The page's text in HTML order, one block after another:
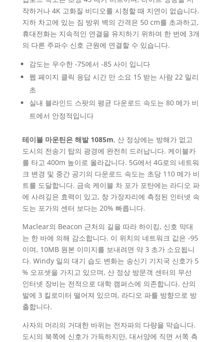
작하거나 4K 고화질 비디오를 시청할 때 지연이 없습니다.
지하 차고에 있는 짐 방위 벽의 간격은 50 cm를 초과하고,
휴대전화는 지속적인 연결을 유지하기 위하여 한 번에 3개
의 다른 주파수 신호 근원에 연결할 수 있습니다.
감도는 우수한 -75에서 -85 사이 입니다
웹 페이지 클릭 응답 시간 만 소요 15 받는 사람 22 밀리
초
실내 블라인드 스팟의 평균 다운로드 속도는 80 메가 비
트에서 안정적입니다
테이블 마운틴은 해발 1085m, 산 정상에는 방해가 없고
도시의 전송기 탑의 광경에 완전히 드러납니다. 케이블카
를 타고 400m 높이로 올라갑니다. 5G에서 4G로의 네트워
크 변경 및 중간 공기의 다운로드 속도는 초당 110 메가 비
트를 도달합니다. 금속 케이블 차 포가 포탄에는 라디오 파
에 사려깊은 효력이 있고, 창 가장자리에 측정된 인터넷 속
도는 포가의 센터 보다는 20% 빠릅니다.
Maclear의 Beacon 근처의 길을 따라 하이킹, 신호 막대
는 한 바에 의해 감소합니다. 이 위치의 네트워크 값은 -95
이며, 10MB 원본 이미지를 보내려면 약 3 초가 소요됩니
다. Windy 일의 대기 습도 변화는 송신기 기지국 신호가 5
% 오프셋을 가지고 있으며, 산 정상 방문객 센터의 무선
인터넷 장비는 전적으로 대학 캠퍼스에 의존합니다. 산의
발에 3 킬로미터 떨어져 있으며, 라디오 파를 방향으로 방
출합니다.
사자의 머리의 거대한 바위는 전자파의 다량을 막습니다.
도시의 북쪽에 신호가 가득하지만, 대서양에 직면 서쪽 측